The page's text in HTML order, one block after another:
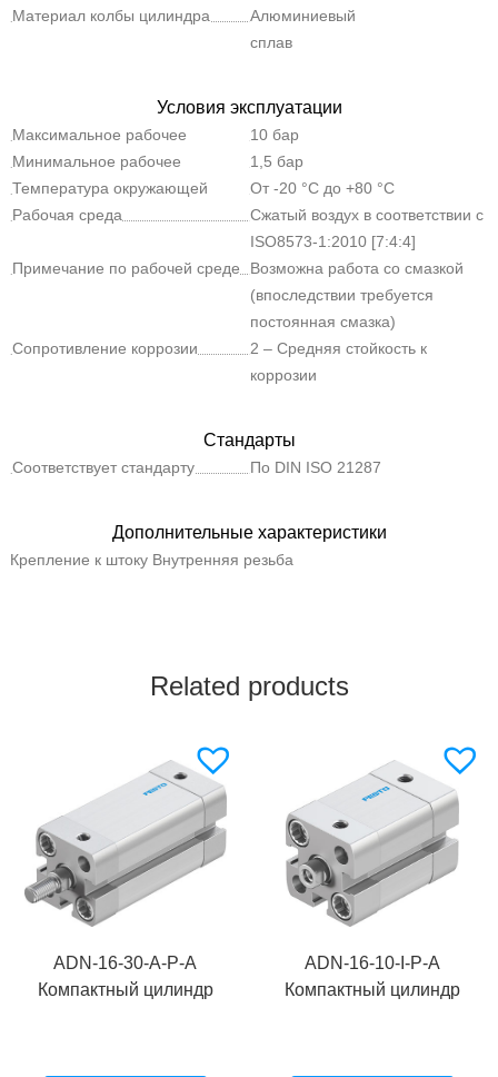
Материал колбы цилиндра
Алюминиевый
сплав
Условия эксплуатации
Максимальное рабочее
давление
10 бар
Минимальное рабочее
давление
1,5 бар
Температура окружающей
среды
От -20 °C до +80 °C
Рабочая среда
Сжатый воздух в соответствии с
ISO8573-1:2010 [7:4:4]
Примечание по рабочей среде
Возможна работа со смазкой
(впоследствии требуется
постоянная смазка)
Сопротивление коррозии
2 – Средняя стойкость к
коррозии
Стандарты
Соответствует стандарту По DIN ISO 21287
Дополнительные характеристики
Крепление к штоку Внутренняя резьба
Related products
ADN-16-30-A-P-A
Компактный цилиндр
ADN-16-10-I-P-A
Компактный цилиндр